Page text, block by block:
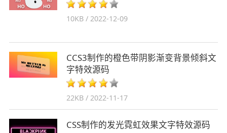
10KB / 2022-12-09
CCS3制作的橙色带阴影渐变背景倾斜文
字特效源码
22KB / 2022-11-17
CSS制作的发光霓虹效果文字特效源码